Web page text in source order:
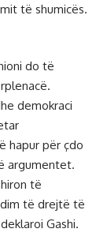
të shumicës.
do të
demokraci
hapur për çdo
argumentet.
të
të drejtë të
Gashi.